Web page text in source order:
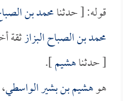
قوله: [ حدثنامحمد بن
محمد بن الصباح البزازثقة
[ حدثناهشيم].
هوهشيم بن بشير الواسطي